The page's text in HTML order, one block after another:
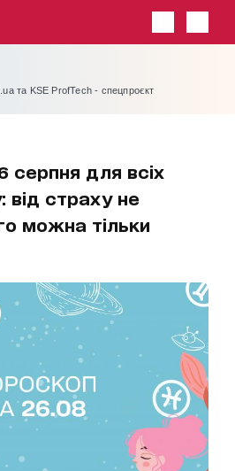
та KSE ProfTech - спецпроєкт
серпня для всіх
від страху не
можна тільки